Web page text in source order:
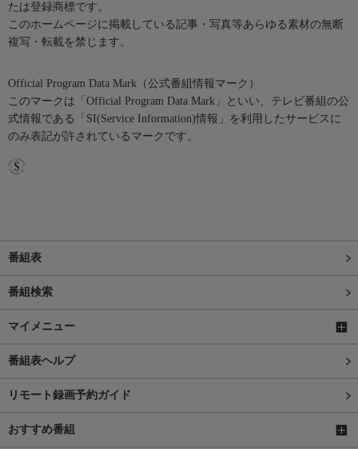
たは登録商標です。
このホームページに掲載している記事・写真等あらゆる素材の無断
複写・転載を禁じます。
Official Program Data Mark（公式番組情報マーク）
このマークは「Official Program Data Mark」といい、テレビ番組の公
式情報である「SI(Service Information)情報」を利用したサービスに
のみ表記が許されているマークです。
番組表
番組検索
マイメニュー
番組表ヘルプ
リモート録画予約ガイド
おすすめ番組